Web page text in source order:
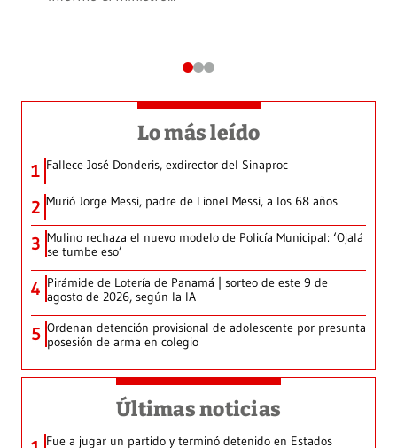
Lo más leído
1 Fallece José Donderis, exdirector del Sinaproc
2 Murió Jorge Messi, padre de Lionel Messi, a los 68 años
3 Mulino rechaza el nuevo modelo de Policía Municipal: ‘Ojalá
se tumbe eso’
4 Pirámide de Lotería de Panamá | sorteo de este 9 de
agosto de 2026, según la IA
5 Ordenan detención provisional de adolescente por presunta
posesión de arma en colegio
Últimas noticias
Fue a jugar un partido y terminó detenido en Estados